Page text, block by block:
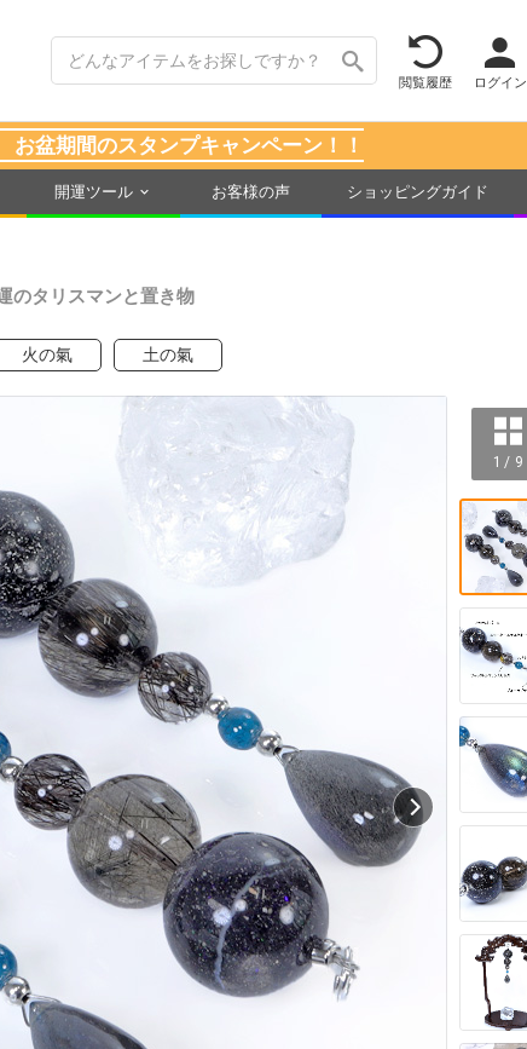
閲覧履歴 ログイン
お盆期間のスタンプキャンペーン！！
開運ツール お客様の声 ショッピングガイド
のタリスマンと置き物
火の氣 土の氣
1 / 9